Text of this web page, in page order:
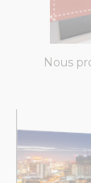
Nous